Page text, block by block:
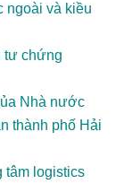
ngoài và kiều
tư chứng
Nhà nước
thành phố Hải
tâm logistics